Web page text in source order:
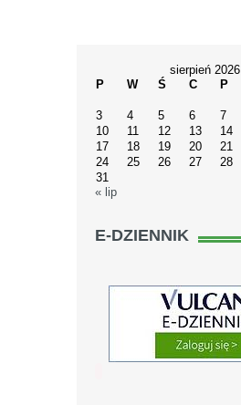
sierpień 2026
P
W Ś C P
3
4 5 6 7
10
11 12 13 14
17
18 19 20 21
24
25 26 27 28
31
« lip
E-DZIENNIK